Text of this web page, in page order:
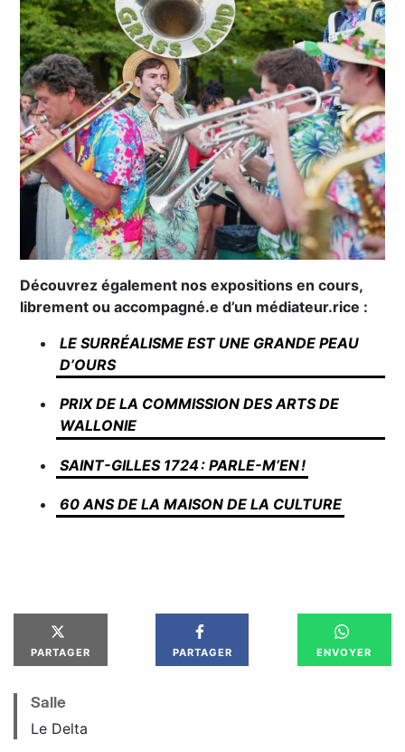
Découvrez également nos expositions en cours,
librement ou accompagné.e d’un médiateur.rice :
LE SURRÉALISME EST UNE GRANDE PEAU
D’OURS
PRIX DE LA COMMISSION DES ARTS DE
WALLONIE
SAINT-GILLES 1724 : PARLE-M’EN !
60 ANS DE LA MAISON DE LA CULTURE
PARTAGER PARTAGER ENVOYER
Salle
Le Delta